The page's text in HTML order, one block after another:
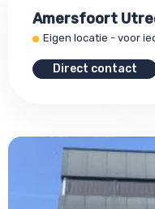
Amersfoort
Eigen locatie - voor
Direct contact